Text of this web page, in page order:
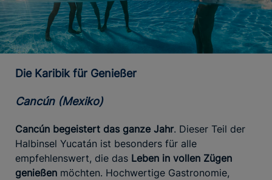
Die Karibik für Genießer
Cancún (Mexiko)
Cancún begeistert das ganze Jahr. Dieser Teil der
Halbinsel Yucatán ist besonders für alle
empfehlenswert, die das Leben in vollen Zügen
genießen möchten. Hochwertige Gastronomie,